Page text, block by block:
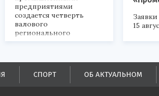
предприятиями
создается четверть
валового
регионального
продукта и
поступлений в
бюджеты всех уровней.
15
СПОРТ ОБ АКТУАЛЬНОМ